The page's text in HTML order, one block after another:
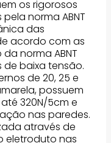
os rigorosos
norma ABNT
das
acordo com as
norma ABNT
de baixa tensão.
de 20, 25 e
possuem
320N/5cm e
nas paredes.
através de
eletroduto nas